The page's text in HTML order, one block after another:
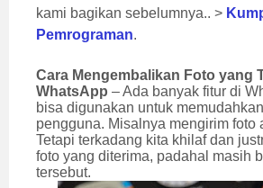
kami bagikan sebelumnya.. >
Pemrograman.
Cara Mengembalikan Foto yang
WhatsApp – Ada banyak fitur di
bisa digunakan untuk
pengguna. Misalnya mengirim foto
Tetapi terkadang kita khilaf dan
foto yang diterima, padahal masih
tersebut.